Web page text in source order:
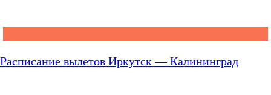
Расписание вылетов Иркутск — Калининград